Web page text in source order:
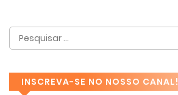
INSCREVA-SE NO NOSSO CANAL!